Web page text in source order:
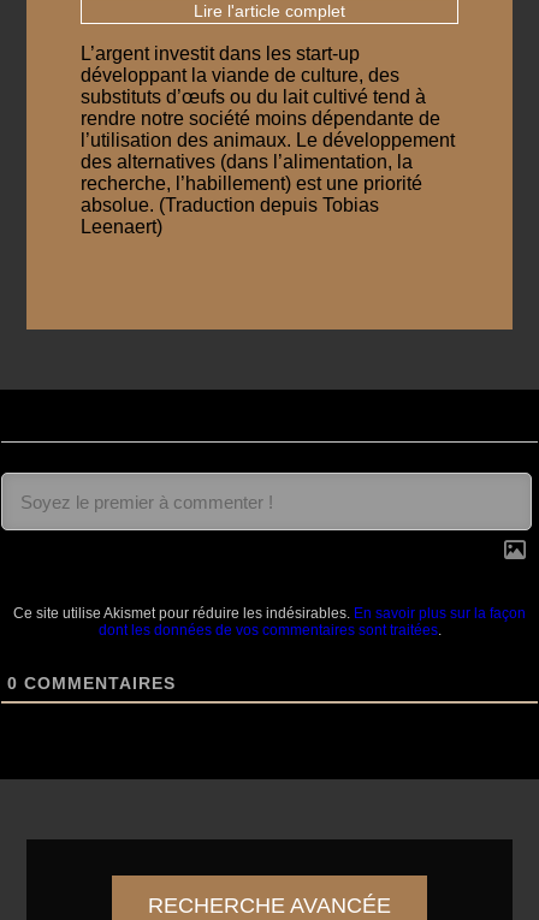
Lire l'article complet
L’argent investit dans les start-up
développant la viande de culture, des
substituts d’œufs ou du lait cultivé tend à
rendre notre société moins dépendante de
l’utilisation des animaux. Le développement
des alternatives (dans l’alimentation, la
recherche, l’habillement) est une priorité
absolue. (Traduction depuis Tobias
Leenaert)
Ce site utilise Akismet pour réduire les indésirables. En savoir plus sur la façon
dont les données de vos commentaires sont traitées.
0 COMMENTAIRES
RECHERCHE AVANCÉE